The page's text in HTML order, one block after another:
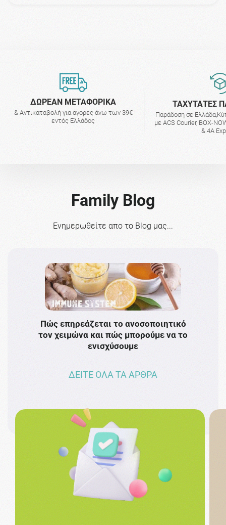
ΔΩΡΕΑΝ ΜΕΤΑΦΟΡΙΚΑ
& Αντικαταβολή για αγορές άνω των 39€
εντός Ελλάδος
ΤΑΧΥΤΑΤΕΣ
Παράδοση σε
με ACS Courier, BOX-
& 4A
Family Blog
Ενημερωθείτε απο το Blog μας...
Πώς επηρεάζεται το ανοσοποιητικό
τον χειμώνα και πώς μπορούμε να το
ενισχύσουμε
ΔΕΙΤΕ ΟΛΑ ΤΑ ΑΡΘΡΑ